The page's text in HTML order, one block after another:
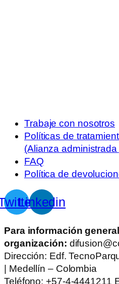
Trabaje con nosotros
Políticas de
(Alianza
FAQ
Política de
Linkedin
Para información
organización:
Dirección: Edf.
| Medellín – Colombia
Teléfono: +57-4-4441211